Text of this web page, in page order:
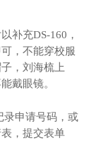
补充DS-160，
，不能穿校服
，刘海梳上
戴眼镜。
录申请号码，或
，提交表单